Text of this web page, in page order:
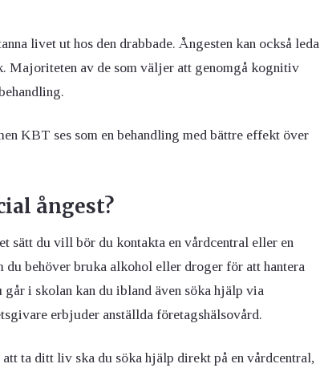
livet ut hos den drabbade. Ångesten kan också leda
Majoriteten av de som väljer att genomgå kognitiv
KBT ses som en behandling med bättre effekt över
ångest?
sätt du vill bör du kontakta en vårdcentral eller en
behöver bruka alkohol eller droger för att hantera
går i skolan kan du ibland även söka hjälp via
erbjuder anställda företagshälsovård.
ta ditt liv ska du söka hjälp direkt på en vårdcentral,